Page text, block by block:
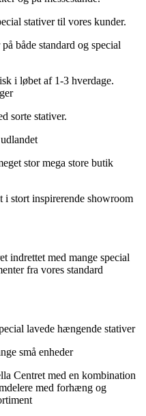
stativer til vores kunder.
både standard og special
i løbet af 1-3 hverdage.
i stort inspirerende showroom
indrettet med mange special
fra vores standard
lavede hængende stativer
Centret med en kombination
med forhæng og